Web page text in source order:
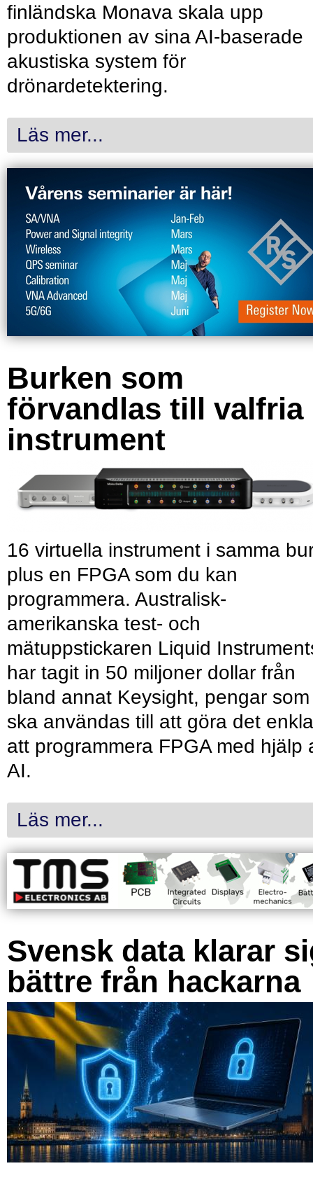
finländska Monava skala upp
produktionen av sina AI-baserade
akustiska system för
drönardetektering.
Läs mer...
Burken som
förvandlas till valfria
instrument
16 virtuella instrument i samma
plus en FPGA som du kan
programmera. Australisk-
amerikanska test- och
mätuppstickaren Liquid
har tagit in 50 miljoner dollar från
bland annat Keysight, pengar som
ska användas till att göra det
att programmera FPGA med hjälp
AI.
Läs mer...
Svensk data klarar
bättre från hackarna